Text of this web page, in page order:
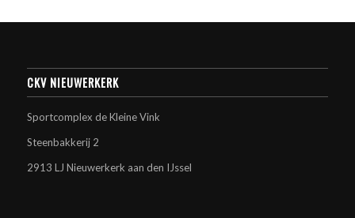
CKV NIEUWERKERK
Sportcomplex de Kleine Vink
Steenbakkerij 2
2913 LJ Nieuwerkerk aan den IJssel